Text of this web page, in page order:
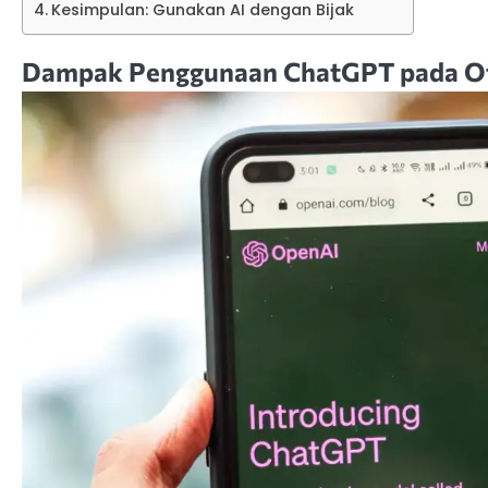
Kesimpulan: Gunakan AI dengan Bijak
Dampak Penggunaan ChatGPT pada